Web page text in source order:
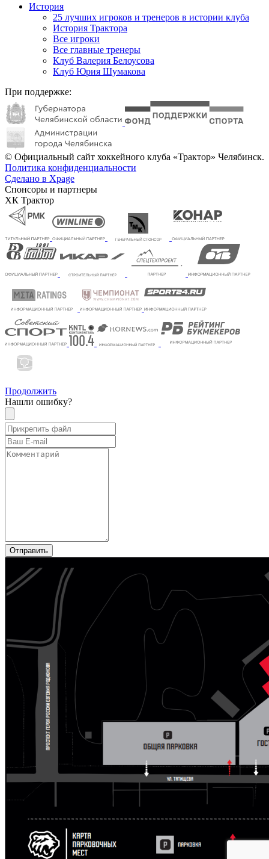
История
25 лучших игроков и тренеров в истории клуба
История Трактора
Все игроки
Все главные тренеры
Клуб Валерия Белоусова
Клуб Юрия Шумакова
При поддержке:
© Официальный сайт хоккейного клуба «Трактор» Челябинск.
Политика конфиденциальности
Сделано в Xpage
Спонсоры и партнеры
ХК Трактор
Продолжить
Нашли ошибку?